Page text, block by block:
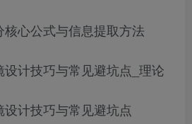
心公式与信息提取方法
计技巧与常见避坑点_理论
计技巧与常见避坑点